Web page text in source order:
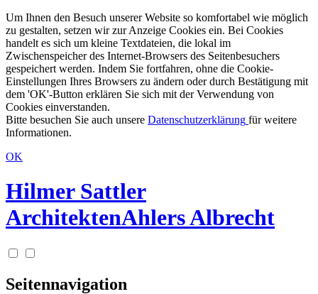
Um Ihnen den Besuch unserer Website so komfortabel wie möglich
zu gestalten, setzen wir zur Anzeige Cookies ein. Bei Cookies
handelt es sich um kleine Textdateien, die lokal im
Zwischenspeicher des Internet-Browsers des Seitenbesuchers
gespeichert werden. Indem Sie fortfahren, ohne die Cookie-
Einstellungen Ihres Browsers zu ändern oder durch Bestätigung mit
dem 'OK'-Button erklären Sie sich mit der Verwendung von
Cookies einverstanden.
Bitte besuchen Sie auch unsere Datenschutzerklärung für weitere
Informationen.
OK
Hilmer Sattler
ArchitektenAhlers Albrecht
Seitennavigation